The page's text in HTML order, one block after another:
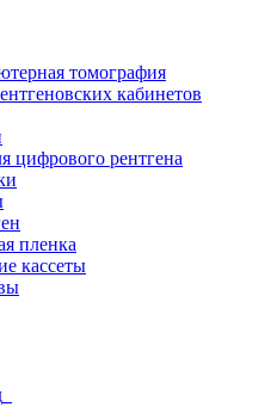
томография
кабинетов
цифрового рентгена
пленка
кассеты